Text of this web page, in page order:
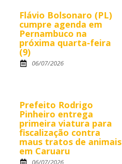
Flávio Bolsonaro (PL)
cumpre agenda em
Pernambuco na
próxima quarta-feira
(9)
06/07/2026
Prefeito Rodrigo
Pinheiro entrega
primeira viatura para
fiscalização contra
maus tratos de animais
em Caruaru
06/07/2026